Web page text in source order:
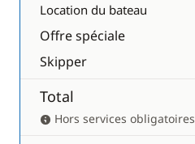
Location du bateau
Offre spéciale
Skipper
Total
Hors services obligatoires